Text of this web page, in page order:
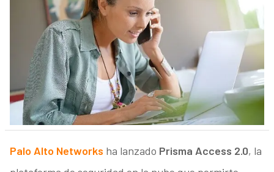
Palo Alto Networks ha lanzado Prisma Access 2.0, la